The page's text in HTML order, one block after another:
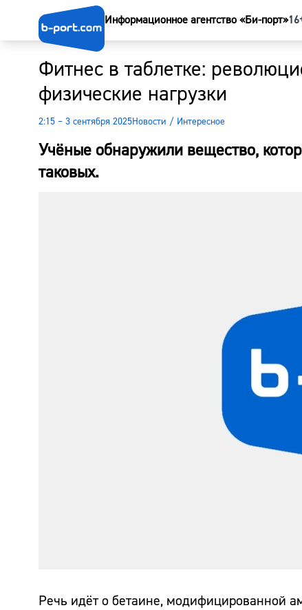
Информационное агентство «Би-порт»
Фитнес в таблетке:
физические нагрузки
2:15 – 3 сентября 2025Новости / Интересное
Учёные обнаружили вещество,
таковых.
Речь идёт о бетаине, модифицированной